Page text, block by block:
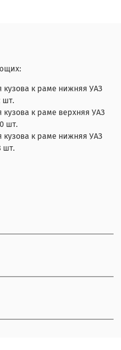
к раме нижняя УАЗ
шт.
к раме верхняя УАЗ
шт.
к раме нижняя УАЗ
шт.